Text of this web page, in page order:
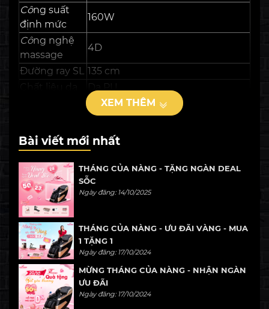
Công suất
định mức
160W
Công nghệ
massage
4D
Đường ray SL 135 cm
Da PU
Shiatsu – Nhào – Ấn – Kéo –
Duỗi – Vỗ – Day – Đấm Vỗ Kết
Massage
nhiệt
Massage
không trọng
lực
Có
Body scan
Có
Con lăn
Silicon
Bài massage
tự động
10
Kết nối tai
nghe
Bluetooth
XEM THÊM
Bài viết mới nhất
THÁNG CỦA NÀNG - TẶNG NGÀN DEAL
SỖC
Ngày đăng: 14/10/2025
THÁNG CỦA NÀNG - ƯU ĐÃI VÀNG - MUA
1 TẶNG 1
Ngày đăng: 17/10/2024
MỪNG THÁNG CỦA NÀNG - NHẬN NGÀN
ƯU ĐÃI
Ngày đăng: 17/10/2024